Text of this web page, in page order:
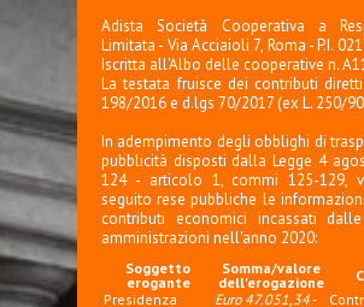
Adista Società Cooperativa a
Limitata - Via Acciaioli 7, Roma - P.I.
Iscritta all'Albo delle cooperative n.
La testata fruisce dei contributi
198/2016 e d.lgs 70/2017 (ex L. 250/
In adempimento degli obblighi di
pubblicità disposti dalla Legge 4
124 - articolo 1, commi 125-129,
seguito rese pubbliche le
contributi economici incassati
amministrazioni nell'anno 2020:
Soggetto
erogante
Somma/valore
dell'erogazione
Presidenza
Euro 47.051,34-